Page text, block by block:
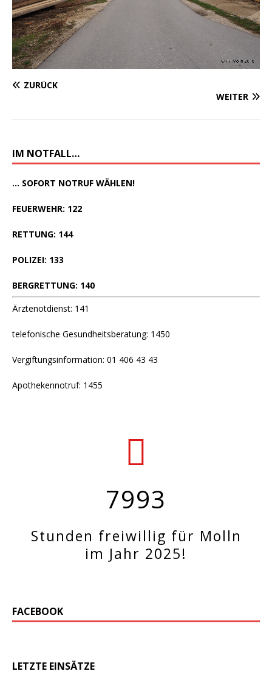
ZURÜCK
WEITER
IM NOTFALL…
... SOFORT NOTRUF WÄHLEN!
FEUERWEHR: 122
RETTUNG: 144
POLIZEI: 133
BERGRETTUNG: 140
Ärztenotdienst: 141
telefonische Gesundheitsberatung: 1450
Vergiftungsinformation: 01 406 43 43
Apothekennotruf: 1455
7993
Stunden freiwillig für Molln
im Jahr 2025!
FACEBOOK
LETZTE EINSÄTZE